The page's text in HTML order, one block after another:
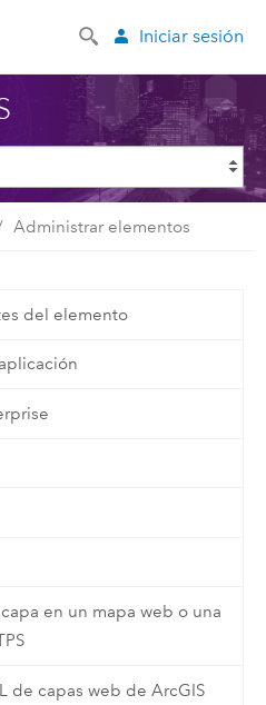
Iniciar sesión
Administrar elementos
del elemento
en un mapa web o una
de capas web de ArcGIS